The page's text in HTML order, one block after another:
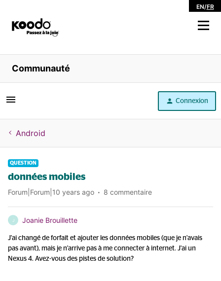
EN/FR
Magasiner
Libre service
Aide
Communauté
Connexion
Android
QUESTION
données mobiles
Forum|Forum|10 years ago 8 commentaire
J Joanie Brouillette
J'ai changé de forfait et ajouter les données mobiles (que je n'avais
pas avant), mais je n'arrive pas à me connecter à internet. J'ai un
Nexus 4. Avez-vous des pistes de solution?